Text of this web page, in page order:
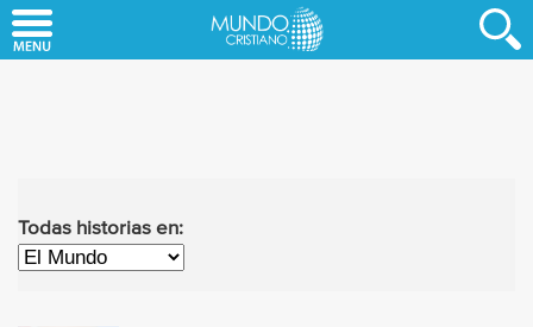
to
Todas historias en: